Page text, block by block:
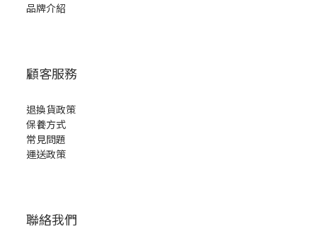
品牌介紹
顧客服務
退換貨政策
保養方式
常見問題
運送政策
聯絡我們